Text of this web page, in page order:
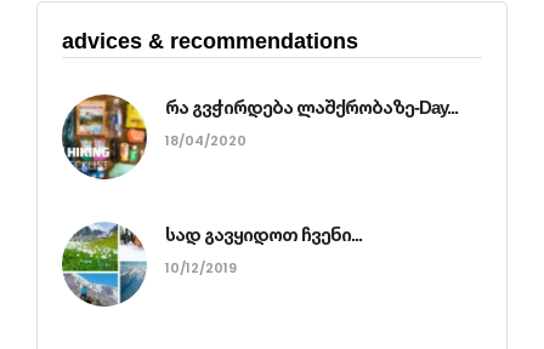
advices & recommendations
რა გვჭირდება ლაშქრობაზე-Day...
18/04/2020
სად გავყიდოთ ჩვენი...
10/12/2019